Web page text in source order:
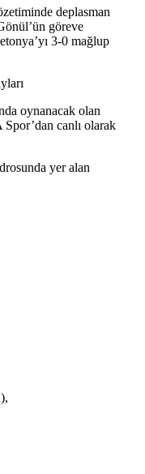
deplasman
göreve
3-0 mağlup
oynanacak olan
Spor’dan canlı olarak
yer alan